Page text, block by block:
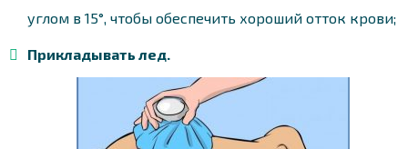
углом в 15°, чтобы обеспечить хороший отток крови;
Прикладывать лед.